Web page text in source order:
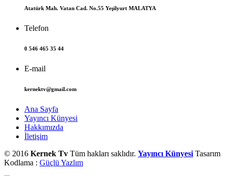
Atatürk Mah. Vatan Cad. No.55 Yeşilyurt MALATYA
Telefon
0 546 465 35 44
E-mail
kernektv@gmail.com
Ana Sayfa
Yayıncı Künyesi
Hakkımızda
İletişim
© 2016 Kernek Tv Tüm hakları saklıdır. Yayıncı Künyesi Tasarım
Kodlama : Güçlü Yazlım